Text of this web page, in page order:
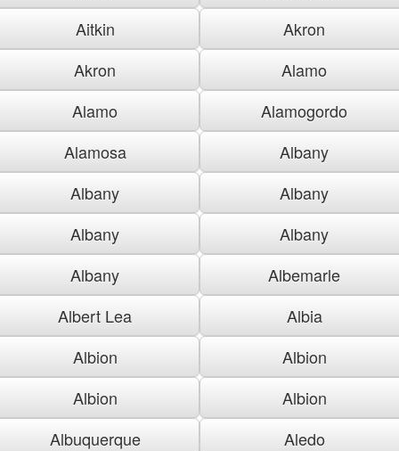
Aitkin
Akron
Akron
Alamo
Alamo
Alamogordo
Alamosa
Albany
Albany
Albany
Albany
Albany
Albany
Albemarle
Albert Lea
Albia
Albion
Albion
Albion
Albion
Albuquerque
Aledo